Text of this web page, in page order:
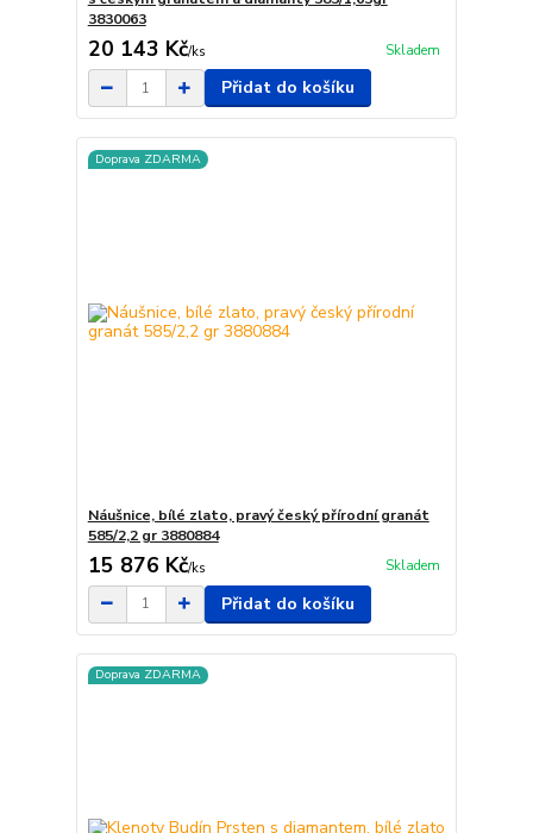
3830063
20 143 Kč/ks Skladem
Přidat do košíku
Doprava ZDARMA
Náušnice, bílé zlato, pravý český přírodní granát
585/2,2 gr 3880884
15 876 Kč/ks Skladem
Přidat do košíku
Doprava ZDARMA